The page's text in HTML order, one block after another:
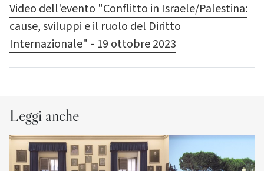
Video dell'evento "Conflitto in Israele/Palestina:
cause, sviluppi e il ruolo del Diritto
Internazionale" - 19 ottobre 2023
Leggi anche